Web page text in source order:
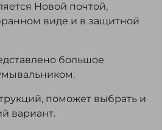
Новой почтой,
виде и в защитной
большое
поможет выбрать и
вариант.